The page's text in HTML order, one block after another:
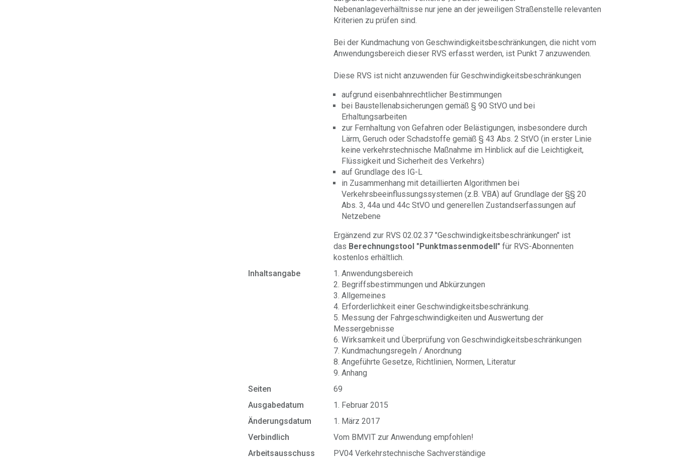
Nebenanlageverhältnisse nur jene an der jeweiligen Straßenstelle relevanten
Kriterien zu prüfen sind.
Bei der Kundmachung von Geschwindigkeitsbeschränkungen, die nicht vom
Anwendungsbereich dieser RVS erfasst werden, ist Punkt 7 anzuwenden.
Diese RVS ist nicht anzuwenden für Geschwindigkeitsbeschränkungen
aufgrund eisenbahnrechtlicher Bestimmungen
bei Baustellenabsicherungen gemäß § 90 StVO und bei
Erhaltungsarbeiten
zur Fernhaltung von Gefahren oder Belästigungen, insbesondere durch
Lärm, Geruch oder Schadstoffe gemäß § 43 Abs. 2 StVO (in erster Linie
keine verkehrstechnische Maßnahme im Hinblick auf die Leichtigkeit,
Flüssigkeit und Sicherheit des Verkehrs)
auf Grundlage des IG-L
in Zusammenhang mit detaillierten Algorithmen bei
Verkehrsbeeinflussungssystemen (z.B. VBA) auf Grundlage der §§ 20
Abs. 3, 44a und 44c StVO und generellen Zustandserfassungen auf
Netzebene
Ergänzend zur RVS 02.02.37 "Geschwindigkeitsbeschränkungen" ist
das Berechnungstool "Punktmassenmodell" für RVS-Abonnenten
kostenlos erhältlich.
Inhaltsangabe
1. Anwendungsbereich
2. Begriffsbestimmungen und Abkürzungen
3. Allgemeines
4. Erforderlichkeit einer Geschwindigkeitsbeschränkung.
5. Messung der Fahrgeschwindigkeiten und Auswertung der
Messergebnisse
6. Wirksamkeit und Überprüfung von Geschwindigkeitsbeschränkungen
7. Kundmachungsregeln / Anordnung
8. Angeführte Gesetze, Richtlinien, Normen, Literatur
9. Anhang
Seiten
69
Ausgabedatum
1. Februar 2015
Änderungsdatum
1. März 2017
Verbindlich
Vom BMVIT zur Anwendung empfohlen!
Arbeitsausschuss
PV04 Verkehrstechnische Sachverständige